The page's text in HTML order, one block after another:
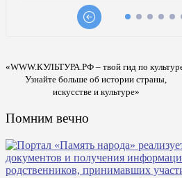
«WWW.КУЛЬТУРА.РФ – твой гид по
Узнайте больше об истории страны,
искусстве и культуре»
Помним вечно